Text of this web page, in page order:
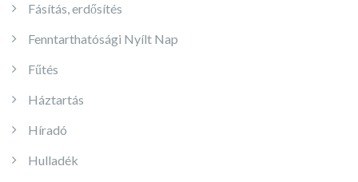
Fásítás, erdősítés
Fenntarthatósági Nyílt Nap
Fűtés
Háztartás
Híradó
Hulladék